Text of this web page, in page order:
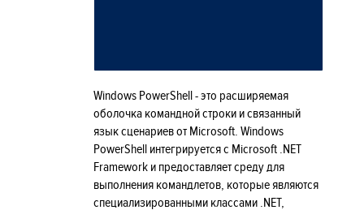
Windows PowerShell - это расширяемая
оболочка командной строки и связанный
язык сценариев от Microsoft. Windows
PowerShell интегрируется с Microsoft .NET
Framework и предоставляет среду для
выполнения командлетов, которые являются
специализированными классами .NET,